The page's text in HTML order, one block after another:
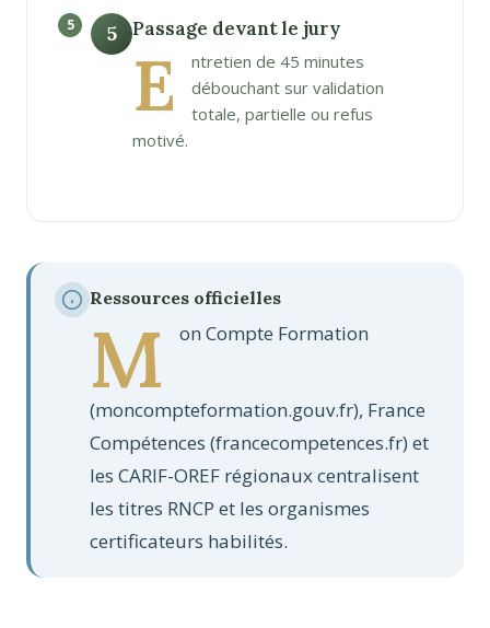
5 Passage devant le jury
E
ntretien de 45 minutes
débouchant sur validation
totale, partielle ou refus
motivé.
Ressources officielles
M on Compte Formation
(moncompteformation.gouv.fr), France
Compétences (francecompetences.fr) et
les CARIF-OREF régionaux centralisent
les titres RNCP et les organismes
certificateurs habilités.